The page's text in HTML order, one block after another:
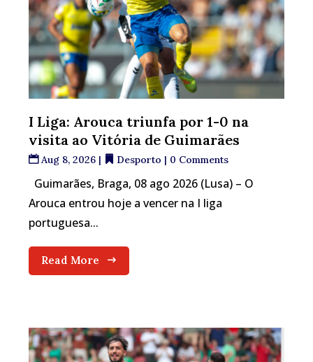
I Liga: Arouca triunfa por 1-0 na
visita ao Vitória de Guimarães
Aug 8, 2026 | Desporto | 0 Comments
Guimarães, Braga, 08 ago 2026 (Lusa) – O
Arouca entrou hoje a vencer na I liga
portuguesa...
Read More